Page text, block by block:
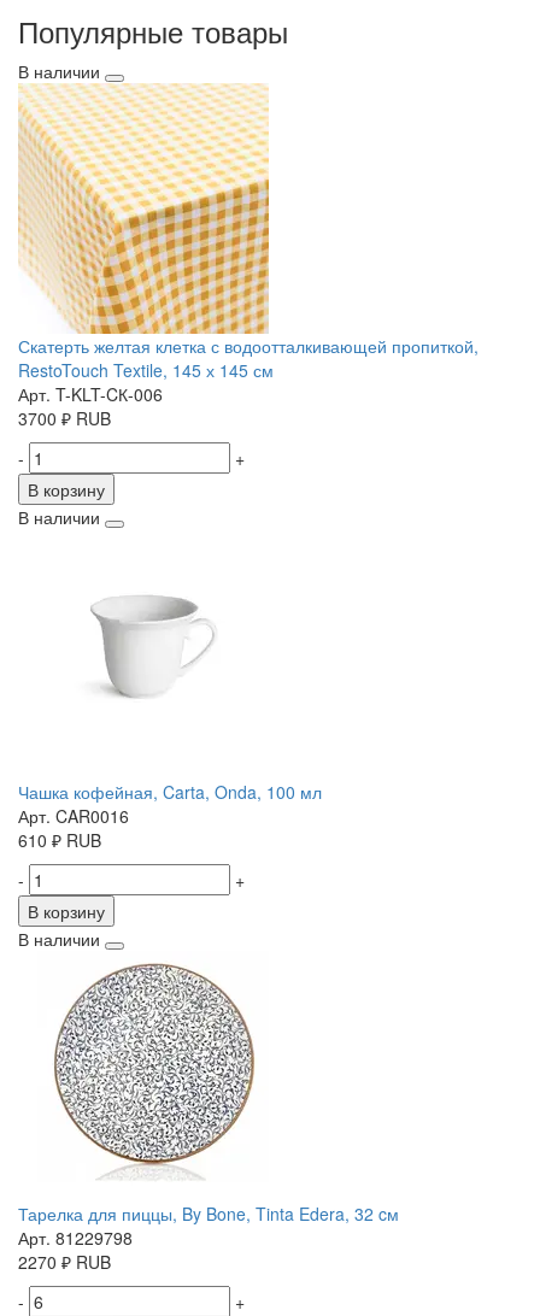
Популярные товары
В наличии
Скатерть желтая клетка с водоотталкивающей пропиткой,
RestoTouch Textile, 145 х 145 см
Арт. T-KLT-CК-006
3700 ₽ RUB
-
+
В корзину
В наличии
Чашка кофейная, Carta, Onda, 100 мл
Арт. CAR0016
610 ₽ RUB
-
+
В корзину
В наличии
Тарелка для пиццы, By Bone, Tinta Edera, 32 cм
Арт. 81229798
2270 ₽ RUB
-
+